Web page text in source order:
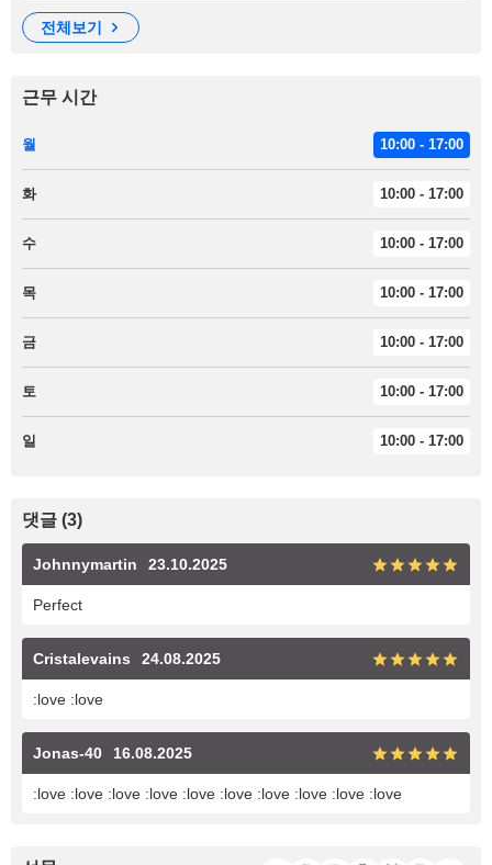
전체보기
근무 시간
월 10:00 - 17:00
화 10:00 - 17:00
수 10:00 - 17:00
목 10:00 - 17:00
금 10:00 - 17:00
토 10:00 - 17:00
일 10:00 - 17:00
댓글 (3)
Johnnymartin 23.10.2025
Perfect
Cristalevains 24.08.2025
:love :love
Jonas-40 16.08.2025
:love :love :love :love :love :love :love :love :love :love